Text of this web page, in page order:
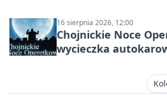
16 sierpnia 2026, 12:00
Chojnickie Noce
wycieczka